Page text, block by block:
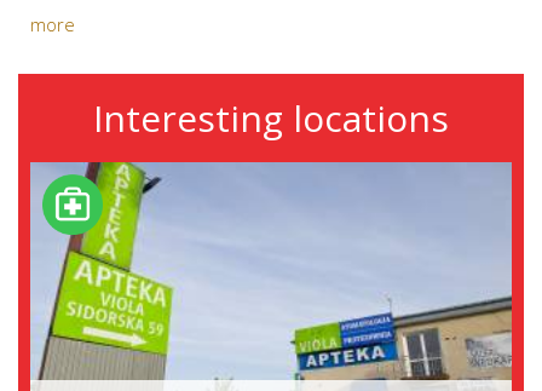
more
Interesting locations